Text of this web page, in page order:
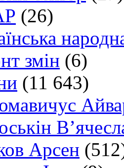
(26)
змін (6)
(11 643)
Арсен